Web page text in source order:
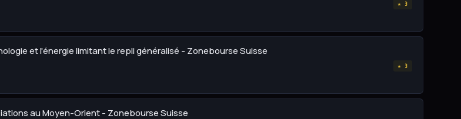
★ 3
et l'énergie limitant le repli généralisé - Zonebourse Suisse
★ 3
au Moyen-Orient - Zonebourse Suisse